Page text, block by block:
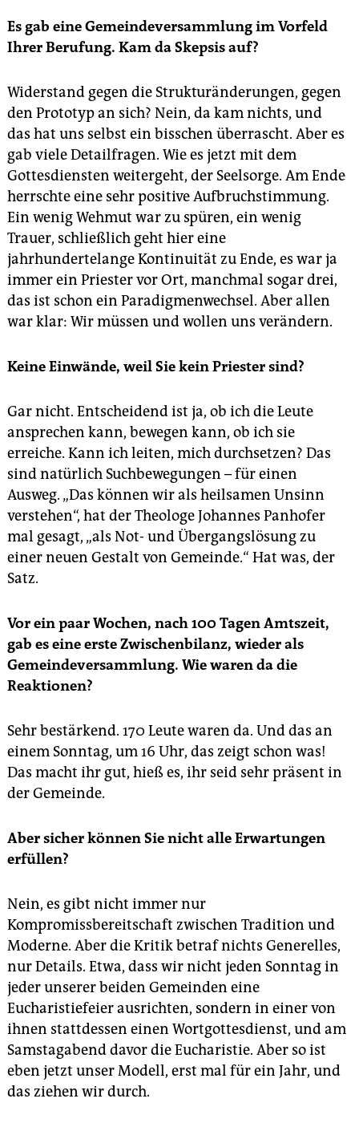
Es gab eine Gemeindeversammlung im Vorfeld
Ihrer Berufung. Kam da Skepsis auf?
Widerstand gegen die Strukturänderungen, gegen
den Prototyp an sich? Nein, da kam nichts, und
das hat uns selbst ein bisschen überrascht. Aber es
gab viele Detailfragen. Wie es jetzt mit dem
Gottesdiensten weitergeht, der Seelsorge. Am Ende
herrschte eine sehr positive Aufbruchstimmung.
Ein wenig Wehmut war zu spüren, ein wenig
Trauer, schließlich geht hier eine
jahrhundertelange Kontinuität zu Ende, es war ja
immer ein Priester vor Ort, manchmal sogar drei,
das ist schon ein Paradigmenwechsel. Aber allen
war klar: Wir müssen und wollen uns verändern.
Keine Einwände, weil Sie kein Priester sind?
Gar nicht. Entscheidend ist ja, ob ich die Leute
ansprechen kann, bewegen kann, ob ich sie
erreiche. Kann ich leiten, mich durchsetzen? Das
sind natürlich Suchbewegungen – für einen
Ausweg. „Das können wir als heilsamen Unsinn
verstehen“, hat der Theologe Johannes Panhofer
mal gesagt, „als Not- und Übergangslösung zu
einer neuen Gestalt von Gemeinde.“ Hat was, der
Satz.
Vor ein paar Wochen, nach 100 Tagen Amtszeit,
gab es eine erste Zwischenbilanz, wieder als
Gemeindeversammlung. Wie waren da die
Reaktionen?
Sehr bestärkend. 170 Leute waren da. Und das an
einem Sonntag, um 16 Uhr, das zeigt schon was!
Das macht ihr gut, hieß es, ihr seid sehr präsent in
der Gemeinde.
Aber sicher können Sie nicht alle Erwartungen
erfüllen?
Nein, es gibt nicht immer nur
Kompromissbereitschaft zwischen Tradition und
Moderne. Aber die Kritik betraf nichts Generelles,
nur Details. Etwa, dass wir nicht jeden Sonntag in
jeder unserer beiden Gemeinden eine
Eucharistiefeier ausrichten, sondern in einer von
ihnen stattdessen einen Wortgottesdienst, und am
Samstagabend davor die ­Eucharistie. Aber so ist
eben jetzt unser Modell, erst mal für ein Jahr, und
das ziehen wir durch.